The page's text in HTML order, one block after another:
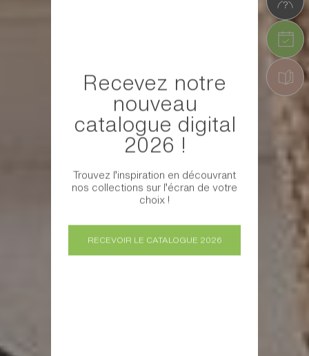
Recevez notre
nouveau
catalogue digital
2026 !
Trouvez l’inspiration en découvrant
nos collections sur l’écran de votre
choix !
RECEVOIR LE CATALOGUE 2026